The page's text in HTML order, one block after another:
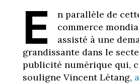
E
n parallèle de
commerce
assisté à une
grandissante dans le
publicité numérique qui,
souligne Vincent Létang,